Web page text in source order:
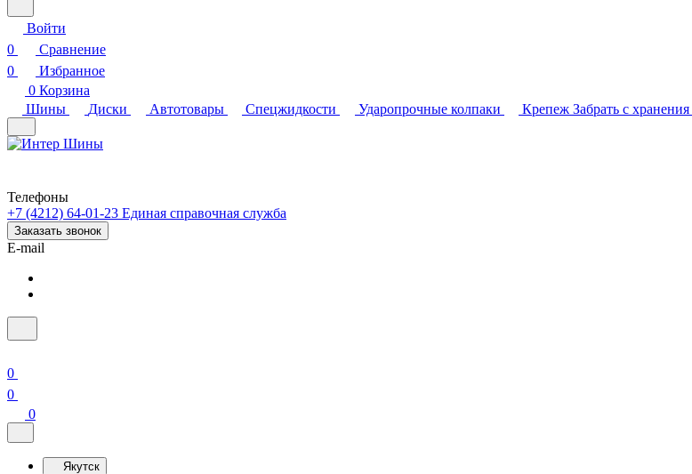
Войти
0
Сравнение
0
Избранное
0 Корзина
Шины
Диски Автотовары Спецжидкости Ударопрочные колпаки Крепеж Забрать с хранения
Телефоны
+7 (4212) 64-01-23 Единая справочная служба
Заказать звонок
E-mail
0
0
0
Якутск